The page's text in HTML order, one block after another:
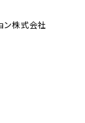
ン株式会社